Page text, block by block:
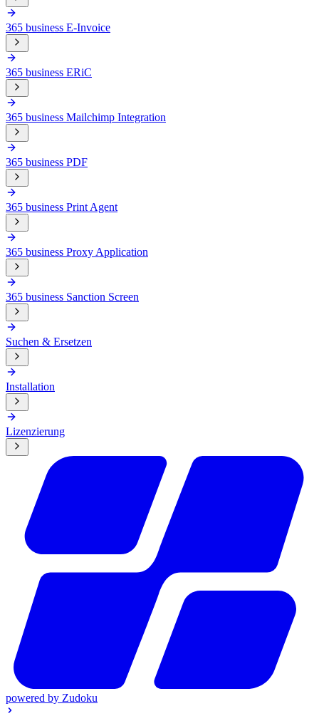
365 business E-Invoice
365 business ERiC
365 business Mailchimp Integration
365 business PDF
365 business Print Agent
365 business Proxy Application
365 business Sanction Screen
Suchen & Ersetzen
Installation
Lizenzierung
powered by Zudoku